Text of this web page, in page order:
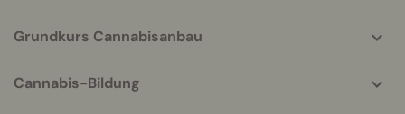
Grundkurs Cannabisanbau
Cannabis-Bildung